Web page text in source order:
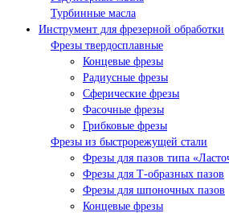
Турбинные масла
Инструмент для фрезерной обработки
Фрезы твердосплавные
Концевые фрезы
Радиусные фрезы
Сферические фрезы
Фасочные фрезы
Грибковые фрезы
Фрезы из быстрорежущей стали
Фрезы для пазов типа
Фрезы для Т-образных пазов
Фрезы для шпоночных пазов
Концевые фрезы